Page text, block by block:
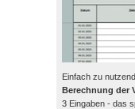
Einfach zu
Berechnung der
3 Eingaben - das